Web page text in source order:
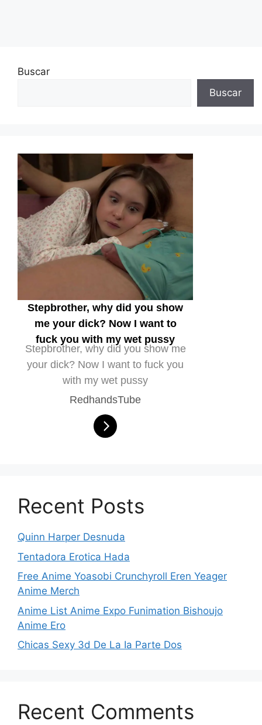
Buscar
Buscar
Stepbrother, why did you show
me your dick? Now I want to
fuck you with my wet pussy
Stepbrother, why did you show me
your dick? Now I want to fuck you
with my wet pussy
RedhandsTube
Recent Posts
Quinn Harper Desnuda
Tentadora Erotica Hada
Free Anime Yoasobi Crunchyroll Eren Yeager
Anime Merch
Anime List Anime Expo Funimation Bishoujo
Anime Ero
Chicas Sexy 3d De La Ia Parte Dos
Recent Comments